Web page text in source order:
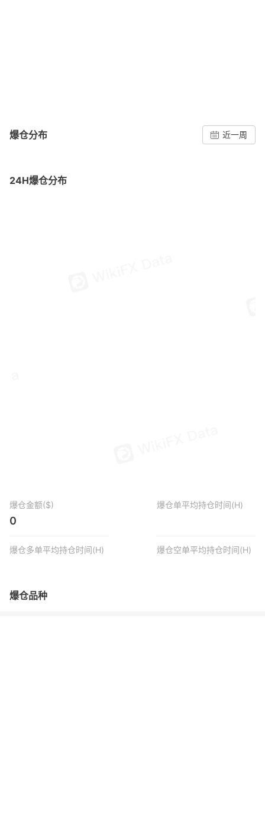
爆仓分布 近一周
24H爆仓分布
爆仓金额($)
0
爆仓单平均持仓时间(H)
爆仓多单平均持仓时间(H) 爆仓空单平均持仓时间(H)
爆仓品种